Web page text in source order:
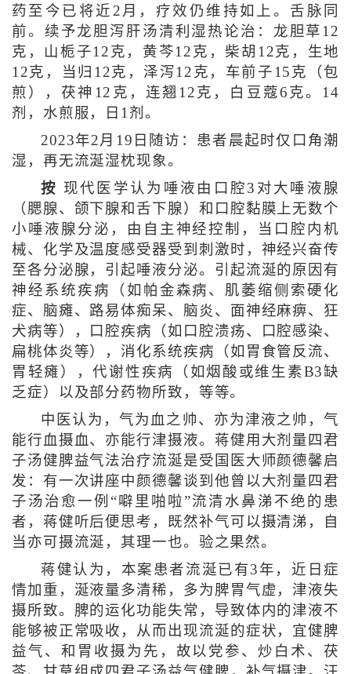
药至今已将近2月，疗效仍维持如上。舌脉同
前。续予龙胆泻肝汤清利湿热论治：龙胆草12
克，山栀子12克，黄芩12克，柴胡12克，生地
12克，当归12克，泽泻12克，车前子15克（包
煎），茯神12克，连翘12克，白豆蔻6克。14
剂，水煎服，日1剂。
2023年2月19日随访：患者晨起时仅口角潮
湿，再无流涎湿枕现象。
按 现代医学认为唾液由口腔3对大唾液腺
（腮腺、颌下腺和舌下腺）和口腔黏膜上无数个
小唾液腺分泌，由自主神经控制，当口腔内机
械、化学及温度感受器受到刺激时，神经兴奋传
至各分泌腺，引起唾液分泌。引起流涎的原因有
神经系统疾病（如帕金森病、肌萎缩侧索硬化
症、脑瘫、路易体痴呆、脑炎、面神经麻痹、狂
犬病等），口腔疾病（如口腔溃疡、口腔感染、
扁桃体炎等），消化系统疾病（如胃食管反流、
胃轻瘫），代谢性疾病（如烟酸或维生素B3缺
乏症）以及部分药物所致，等等。
中医认为，气为血之帅、亦为津液之帅，气
能行血摄血、亦能行津摄液。蒋健用大剂量四君
子汤健脾益气法治疗流涎是受国医大师颜德馨启
发：有一次讲座中颜德馨谈到他曾以大剂量四君
子汤治愈一例“噼里啪啦”流清水鼻涕不绝的患
者，蒋健听后便思考，既然补气可以摄清涕，自
当亦可摄流涎，其理一也。验之果然。
蒋健认为，本案患者流涎已有3年，近日症
情加重，涎液量多清稀，多为脾胃气虚，津液失
摄所致。脾的运化功能失常，导致体内的津液不
能够被正常吸收，从而出现流涎的症状，宜健脾
益气、和胃收摄为先，故以党参、炒白术、茯